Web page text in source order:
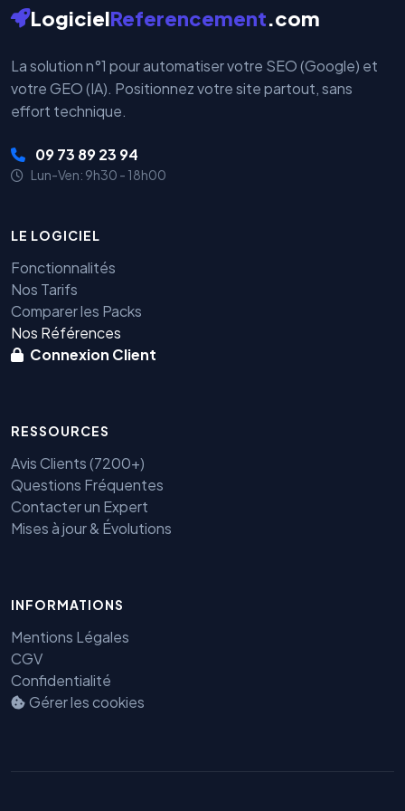
LogicielReferencement.com
La solution n°1 pour automatiser votre SEO (Google) et
votre GEO (IA). Positionnez votre site partout, sans
effort technique.
09 73 89 23 94
Lun-Ven: 9h30 - 18h00
LE LOGICIEL
Fonctionnalités
Nos Tarifs
Comparer les Packs
Nos Références
Connexion Client
RESSOURCES
Avis Clients (7200+)
Questions Fréquentes
Contacter un Expert
Mises à jour & Évolutions
INFORMATIONS
Mentions Légales
CGV
Confidentialité
Gérer les cookies